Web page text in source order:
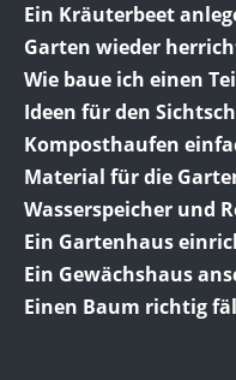
Ein Kräuterbeet
Garten wieder
Wie baue ich einen
Ideen für den
Komposthaufen
Material für die
Wasserspeicher und
Ein Gartenhaus
Ein Gewächshaus
Einen Baum richtig